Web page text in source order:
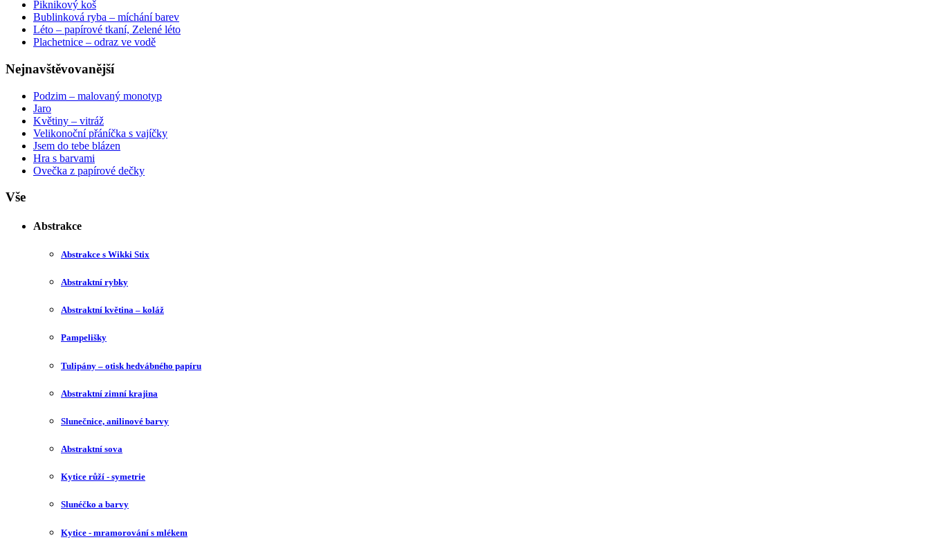
Piknikový koš
Bublinková ryba – míchání barev
Léto – papírové tkaní, Zelené léto
Plachetnice – odraz ve vodě
Nejnavštěvovanější
Podzim – malovaný monotyp
Jaro
Květiny – vitráž
Velikonoční přáníčka s vajíčky
Jsem do tebe blázen
Hra s barvami
Ovečka z papírové dečky
Vše
Abstrakce
Abstrakce s Wikki Stix
Abstraktní rybky
Abstraktní květina – koláž
Pampelišky
Tulipány – otisk hedvábného papíru
Abstraktní zimní krajina
Slunečnice, anilinové barvy
Abstraktní sova
Kytice růží - symetrie
Slunéčko a barvy
Kytice - mramorování s mlékem